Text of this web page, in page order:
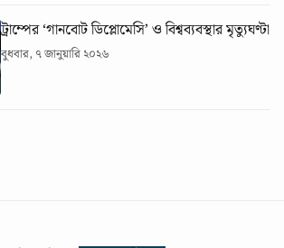
ট্রাম্পের ‘গানবোট ডিপ্লোমেসি’ ও বিশ্বব্যবস্থার মৃত্যুঘণ্টা
বুধবার, ৭ জানুয়ারি ২০২৬